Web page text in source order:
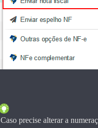
Caso precise alterar a